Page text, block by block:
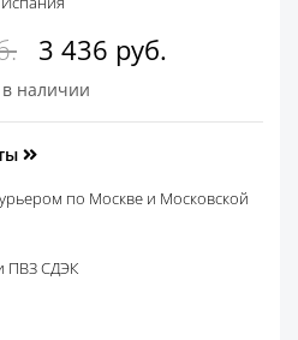
3 436 руб.
наличии
по Москве и Московской
ПВЗ СДЭК